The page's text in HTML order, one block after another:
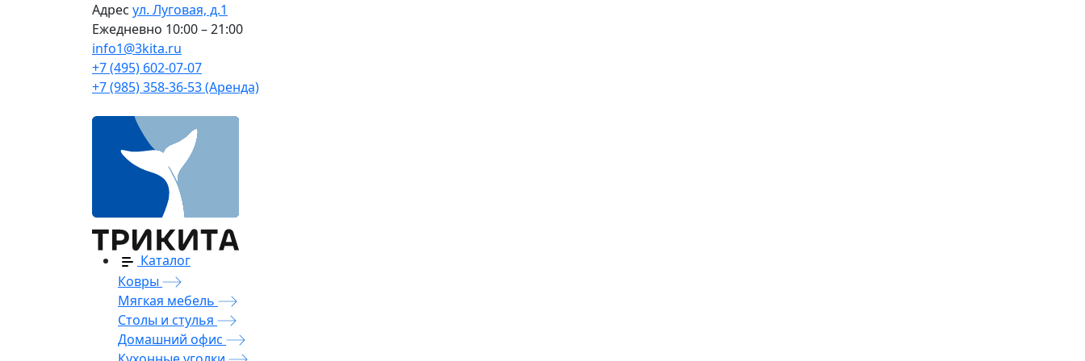
Адрес ул. Луговая, д.1
Ежедневно 10:00 – 21:00
info1@3kita.ru
+7 (495) 602-07-07
+7 (985) 358-36-53 (Аренда)
Каталог
Ковры
Мягкая мебель
Столы и стулья
Домашний офис